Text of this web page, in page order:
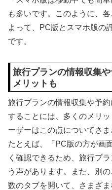
も多いです。このように、
よって、PC版とスマホ版の
です。
旅行プランの情報収集
メリットも
旅行プランの情報収集や予
することには、多くのメリ
ーザーはこの点についてさ
たとえば、「PC版の方が画
く確認できるため、旅行プ
う声があります。また、別
数のタブを開いて、さまざ